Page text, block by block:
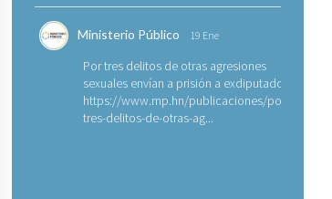
Ministerio Público 19 Ene
Por tres delitos de otras agresiones
sexuales envían a prisión a exdiputado
https://www.mp.hn/publicaciones/por-
tres-delitos-de-otras-ag...